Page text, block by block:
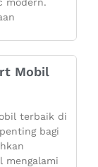
Mobil
terbaik di
bagi
mengalami